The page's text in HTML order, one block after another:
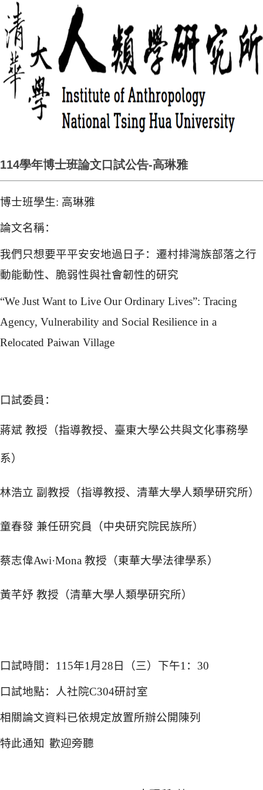
114學年博士班論文口試公告-高琳雅
博士班學生: 高琳雅
論文名稱：
我們只想要平平安安地過日子：遷村排灣族部落之行
動能動性、 脆弱性與社會韌性的研究
“We Just Want to Live Our Ordinary Lives”: Tracing
Agency, Vulnerability and Social Resilience in a
Relocated Paiwan Village
口試委員：
蔣斌 教授（指導教授、臺東大學公共與文化事務學
系）
林浩立 副教授（指導教授、清華大學人類學研究所）
童春發 兼任研究員（中央研究院民族所）
蔡志偉Awi·Mona 教授（東華大學法律學系）
黃芊妤 教授（清華大學人類學研究所）
口試時間： 115年1 月 28 日（三）下午1 ： 30
口試地點：人社院C304研討室
相關論文資料已依規定放置所辦公開陳列
特此通知 歡迎旁聽